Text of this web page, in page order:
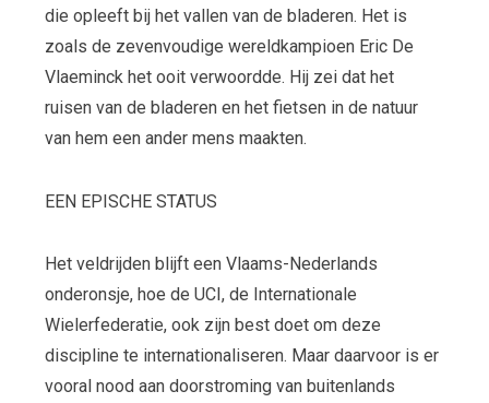
die opleeft bij het vallen van de bladeren. Het is
zoals de zevenvoudige wereldkampioen Eric De
Vlaeminck het ooit verwoordde. Hij zei dat het
ruisen van de bladeren en het fietsen in de natuur
van hem een ander mens maakten.
EEN EPISCHE STATUS
Het veldrijden blijft een Vlaams-Nederlands
onderonsje, hoe de UCI, de Internationale
Wielerfederatie, ook zijn best doet om deze
discipline te internationaliseren. Maar daarvoor is er
vooral nood aan doorstroming van buitenlands